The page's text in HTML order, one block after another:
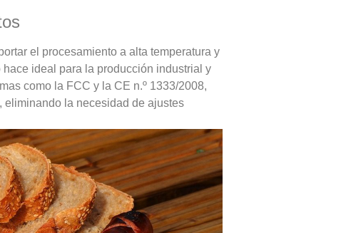
el procesamiento a alta temperatura y
ideal para la producción industrial y
como la FCC y la CE n.º 1333/2008,
eliminando la necesidad de ajustes